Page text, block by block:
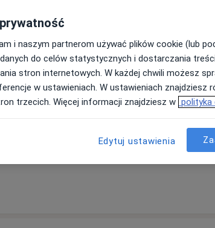
Dziś
8 Sie
Jutro
9 Sie
Pon,
10 Sie
Wt,
11 Sie
Umawianie online nie jest dostępne
i naszym partnerom używać plików cookie (lub
do celów statystycznych i dostarczania
stron internetowych. W każdej chwili możesz
w ustawieniach. W ustawieniach znajdziesz
trzecich. Więcej informacji znajdziesz w polityka
Edytuj ustawienia